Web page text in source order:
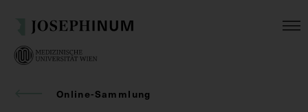
Online-Sammlung